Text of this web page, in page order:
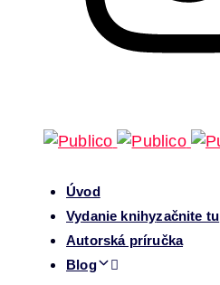
Úvod
Vydanie knihyzačnite tu
Autorská príručka
Blog